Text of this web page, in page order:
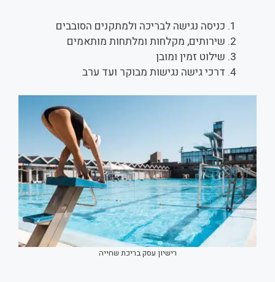
כניסה נגישה לבריכה ולמתקנים הסובבים
שירותים, מקלחות ומלתחות מותאמים
שילוט זמין ומובן
דרכי גישה נגישות מבוקר ועד ערב
רישיון עסק בריכת שחייה